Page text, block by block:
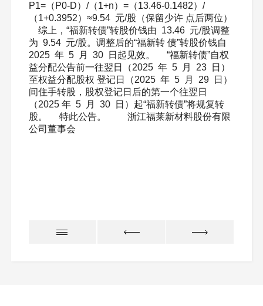
P1=（P0-D）/（1+n）=（13.46-0.1482）/
（1+0.3952）≈9.54 元/股（保留少许 点后两位）
综上，“福新转债”转股价钱由 13.46 元/股调整
为 9.54 元/股。调整后的“福新转 债”转股价钱自
2025 年 5 月 30 日起见效。 “福新转债”自权
益分配公告前一往翌日（2025 年 5 月 23 日）
至权益分配股权 登记日（2025 年 5 月 29 日）
间住手转股，股权登记日后的第一个往翌日
（2025 年 5 月 30 日）起“福新转债”将规复转
股。 特此公告。 浙江福莱新材料股份有限
公司董事会